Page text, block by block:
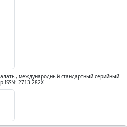
международный стандартный серийный
ISSN: 2713-282X